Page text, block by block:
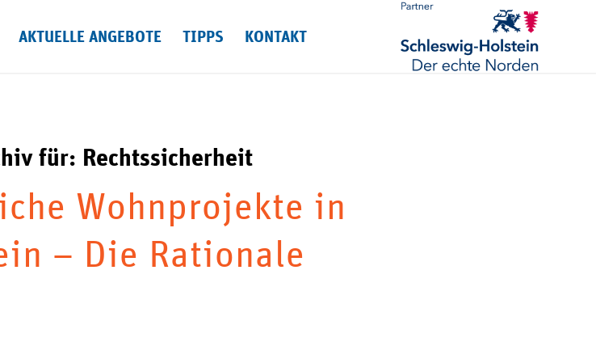
AKTUELLE ANGEBOTE TIPPS KONTAKT
für: Rechtssicherheit
Wohnprojekte in
– Die Rationale